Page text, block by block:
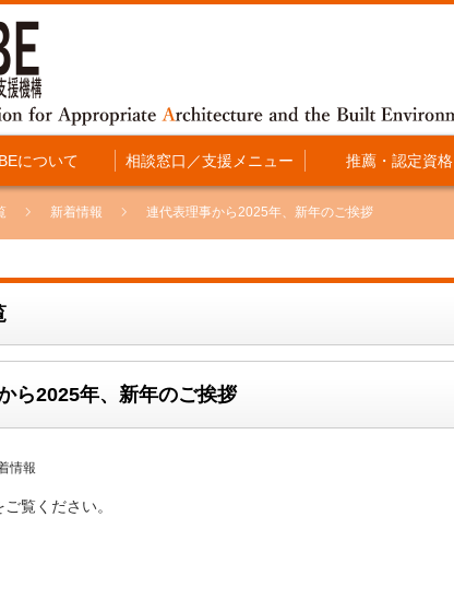
について 相談窓口／支援メニュー 推薦・認定資格
新着情報 連代表理事から2025年、新年のご挨拶
ら2025年、新年のご挨拶
情報
覧ください。